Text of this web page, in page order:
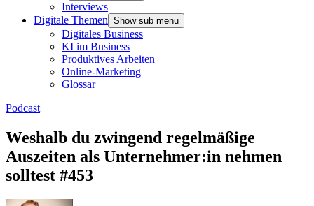
Interviews
Digitale Themen Show sub menu
Digitales Business
KI im Business
Produktives Arbeiten
Online-Marketing
Glossar
Podcast
Weshalb du zwingend regelmäßige
Auszeiten als Unternehmer:in nehmen
solltest #453